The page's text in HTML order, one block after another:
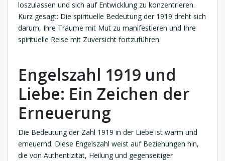
loszulassen und sich auf Entwicklung zu konzentrieren.
Kurz gesagt: Die spirituelle Bedeutung der 1919 dreht sich
darum, Ihre Träume mit Mut zu manifestieren und Ihre
spirituelle Reise mit Zuversicht fortzuführen.
Engelszahl 1919 und
Liebe: Ein Zeichen der
Erneuerung
Die Bedeutung der Zahl 1919 in der Liebe ist warm und
erneuernd. Diese Engelszahl weist auf Beziehungen hin,
die von Authentizität, Heilung und gegenseitiger